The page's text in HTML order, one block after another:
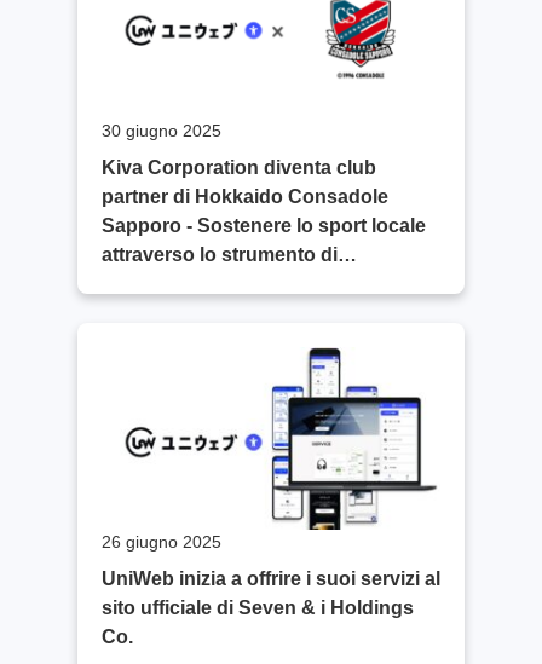
30 giugno 2025
Kiva Corporation diventa club
partner di Hokkaido Consadole
Sapporo - Sostenere lo sport locale
attraverso lo strumento di
26 giugno 2025
UniWeb inizia a offrire i suoi servizi al
sito ufficiale di Seven & i Holdings
Co.